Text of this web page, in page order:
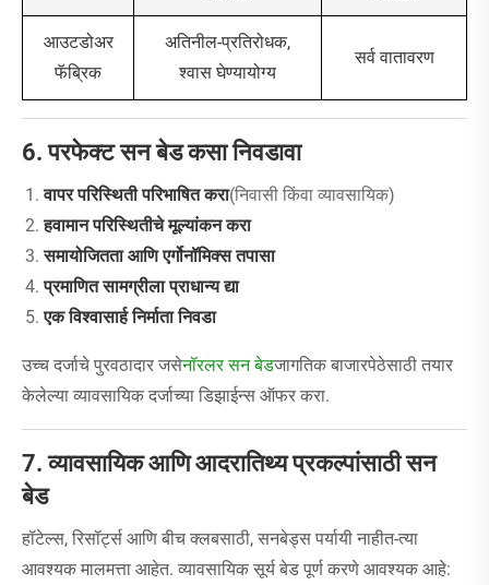
आउटडोअर
फॅब्रिक
अतिनील-प्रतिरोधक,
श्वास घेण्यायोग्य
सर्व वातावरण
6. परफेक्ट सन बेड कसा निवडावा
वापर परिस्थिती परिभाषित करा(निवासी किंवा व्यावसायिक)
हवामान परिस्थितीचे मूल्यांकन करा
समायोजितता आणि एर्गोनॉमिक्स तपासा
प्रमाणित सामग्रीला प्राधान्य द्या
एक विश्वासार्ह निर्माता निवडा
उच्च दर्जाचे पुरवठादार जसेनॉरलर सन बेडजागतिक बाजारपेठेसाठी तयार
केलेल्या व्यावसायिक दर्जाच्या डिझाईन्स ऑफर करा.
7. व्यावसायिक आणि आदरातिथ्य प्रकल्पांसाठी सन
बेड
हॉटेल्स, रिसॉर्ट्स आणि बीच क्लबसाठी, सनबेड्स पर्यायी नाहीत-त्या
आवश्यक मालमत्ता आहेत. व्यावसायिक सूर्य बेड पूर्ण करणे आवश्यक आहे: